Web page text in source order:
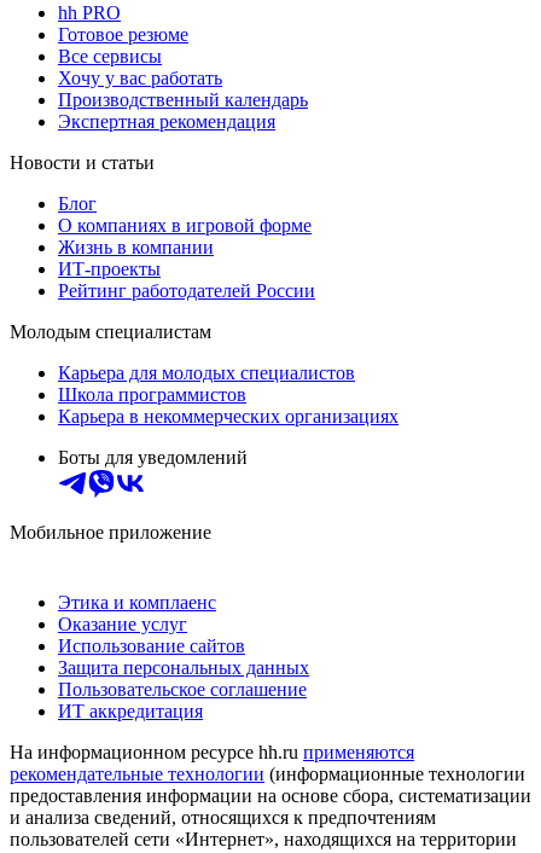
hh PRO
Готовое резюме
Все сервисы
Хочу у вас работать
Производственный календарь
Экспертная рекомендация
Новости и статьи
Блог
О компаниях в игровой форме
Жизнь в компании
ИТ-проекты
Рейтинг работодателей России
Молодым специалистам
Карьера для молодых специалистов
Школа программистов
Карьера в некоммерческих организациях
Боты для уведомлений
Мобильное приложение
Этика и комплаенс
Оказание услуг
Использование сайтов
Защита персональных данных
Пользовательское соглашение
ИТ аккредитация
На информационном ресурсе hh.ru применяются
рекомендательные технологии (информационные технологии
предоставления информации на основе сбора, систематизации
и анализа сведений, относящихся к предпочтениям
пользователей сети «Интернет», находящихся на территории